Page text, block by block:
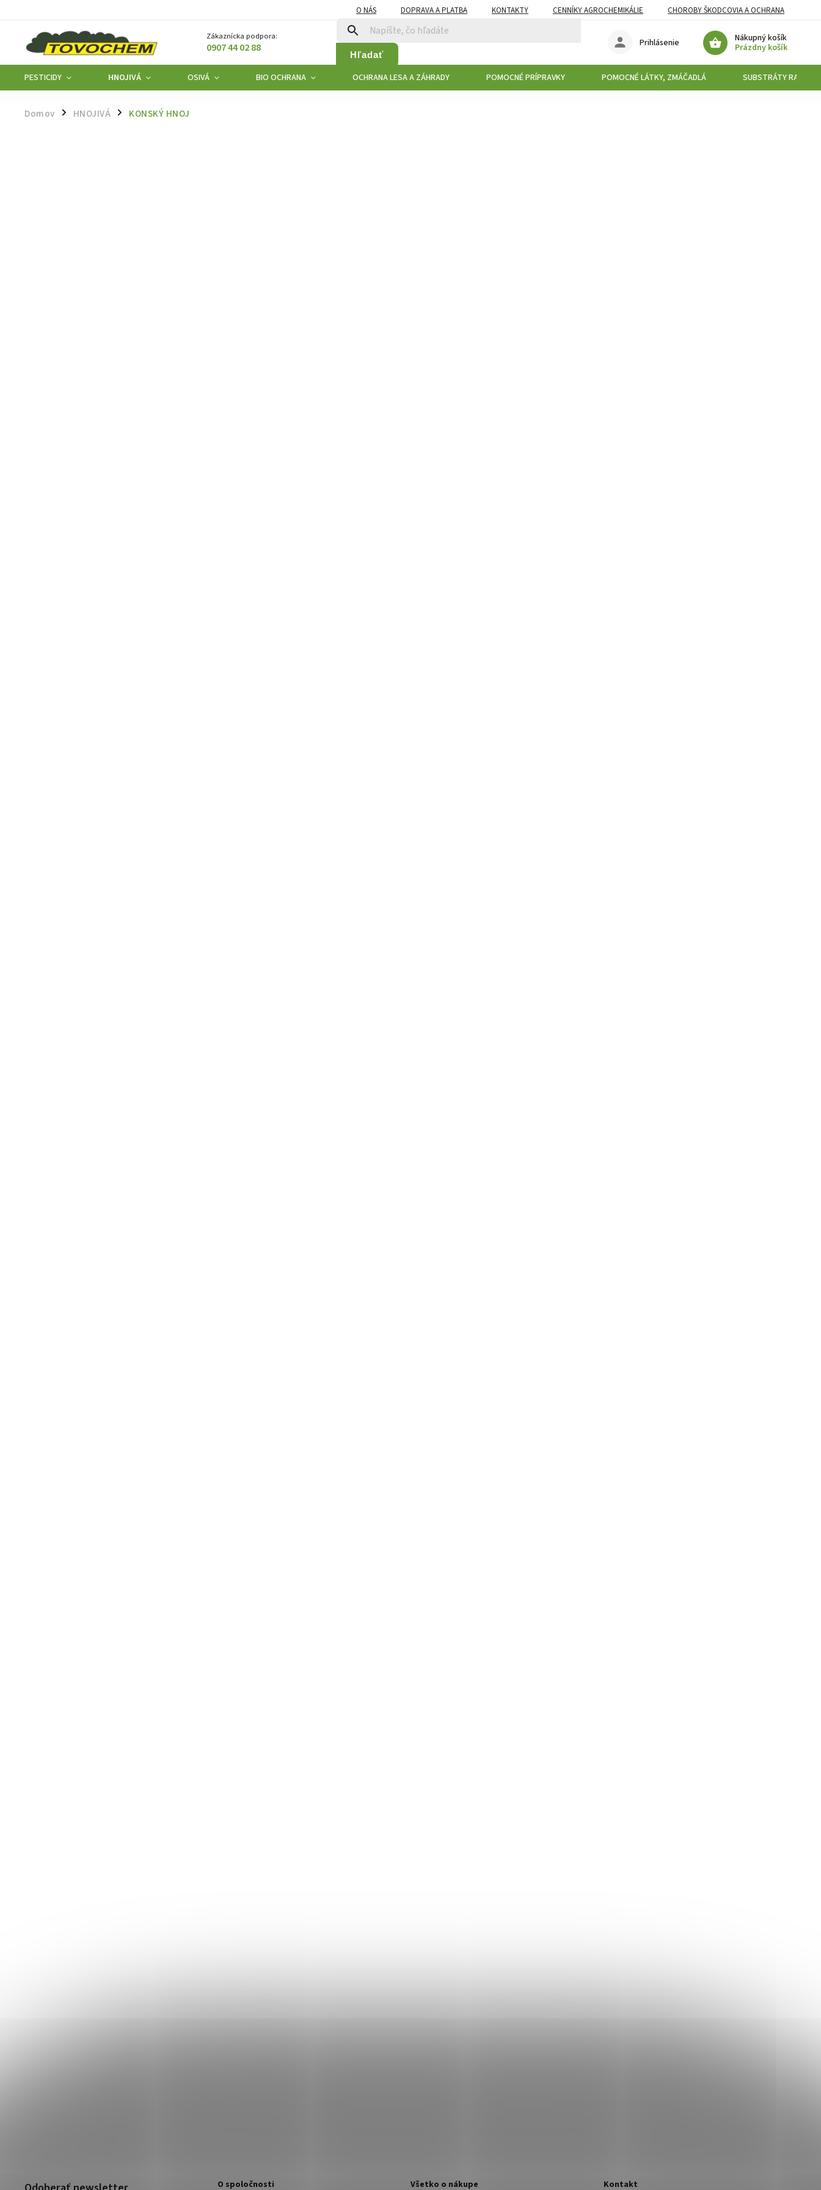
O NÁS DOPRAVA A PLATBA KONTAKTY CENNÍKY AGROCHEMIKÁLIE CHOROBY ŠKODCOVIA A OCHRANA
Zákaznícka podpora:
0907 44 02 88 Hľadať
Nákupný košík
Prázdny košík
Prihlásenie
PESTICIDY HNOJIVÁ OSIVÁ BIO OCHRANA OCHRANA LESA A ZÁHRADY POMOCNÉ PRÍPRAVKY POMOCNÉ LÁTKY, ZMÁČADLÁ SUBSTRÁTY
Domov / HNOJIVÁ / KONSKÝ HNOJ
O spoločnosti Všetko o nákupe Kontakt